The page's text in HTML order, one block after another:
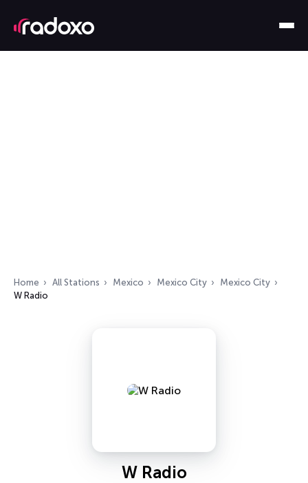
Home All Stations Mexico Mexico City
Mexico City
W Radio
W Radio